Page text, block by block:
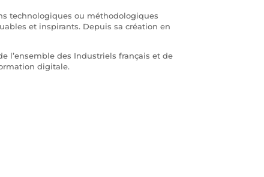
technologiques ou méthodologiques
et inspirants. Depuis sa création en
l’ensemble des Industriels français et de
digitale.